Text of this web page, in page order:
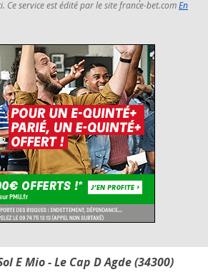
Ce service est édité par le site france-bet.comEn
E Mio - Le Cap D Agde (34300)